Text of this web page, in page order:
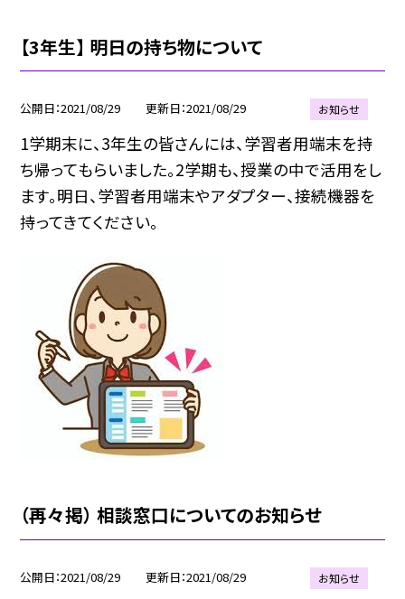
【3年生】 明日の持ち物について
公開日 2021/08/29 更新日 2021/08/29 お知らせ
1学期末に、3年生の皆さんには、学習者用端末を持
ち帰ってもらいました。2学期も、授業の中で活用をし
ます。明日、学習者用端末やアダプター、接続機器を
持ってきてください。
（再々掲） 相談窓口についてのお知らせ
公開日 2021/08/29 更新日 2021/08/29 お知らせ